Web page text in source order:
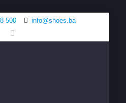
500 info@shoes.ba